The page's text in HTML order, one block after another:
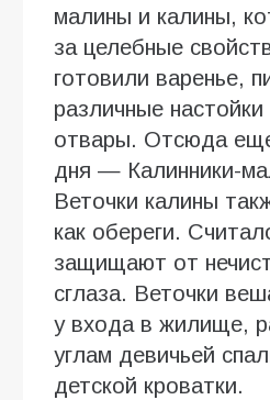
малины и калины,
за целебные
готовили варенье,
различные
отвары. Отсюда
дня — Калинники-
Веточки калины
как обереги.
защищают от
сглаза. Веточки
у входа в жилище,
углам девичьей
детской кроватки.